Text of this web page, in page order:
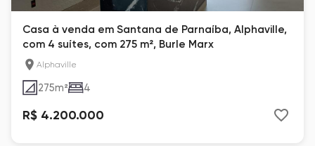
Casa à venda em Santana de Parnaíba, Alphaville,
com 4 suítes, com 275 m², Burle Marx
Alphaville
275m² 4
R$ 4.200.000